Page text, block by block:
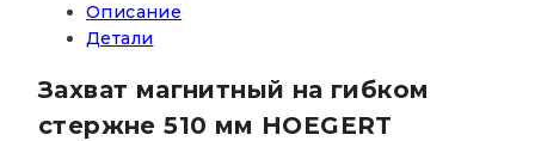
Описание
Детали
Захват магнитный на гибком
стержне 510 мм HOEGERT